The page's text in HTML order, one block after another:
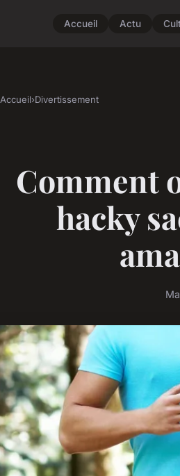
Accueil Actu
Accueil›Divertissement
Comment
hacky